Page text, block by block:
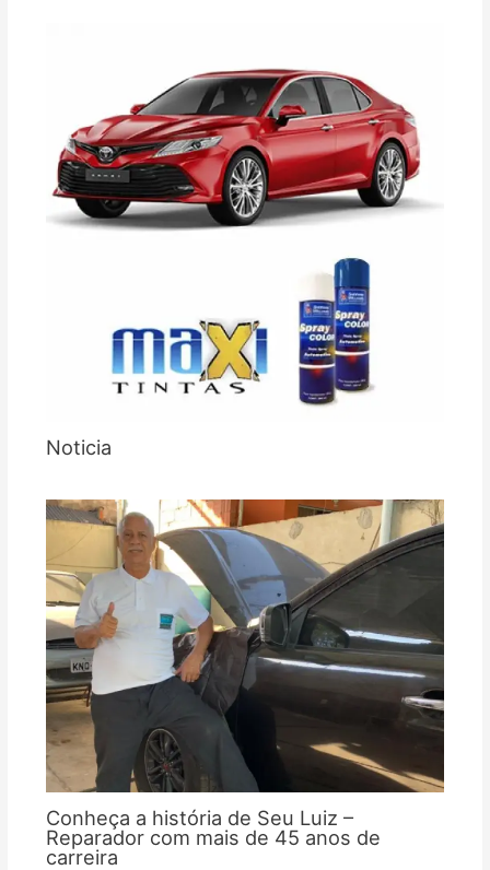
Noticia
Conheça a história de Seu Luiz –
Reparador com mais de 45 anos de
carreira